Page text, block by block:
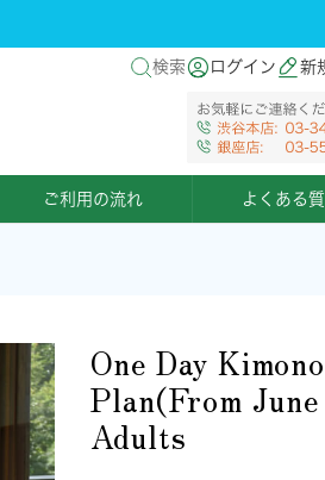
検索 ログイン 新
ご利用の流れ よくある
One Day
Plan(From
Adults